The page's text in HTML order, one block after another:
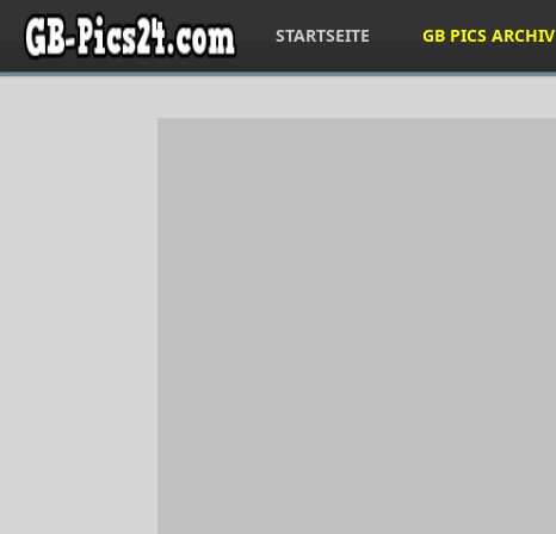
STARTSEITE GB PICS ARCHIV